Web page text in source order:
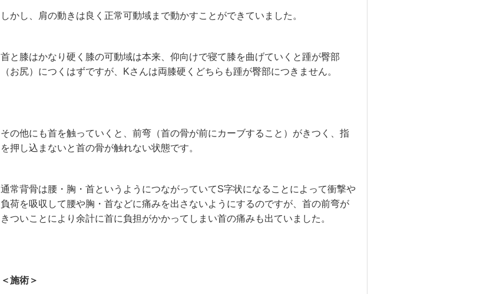
しかし、肩の動きは良く正常可動域まで動かすことができていました。
首と膝はかなり硬く膝の可動域は本来、仰向けで寝て膝を曲げていくと踵が臀部
（お尻）につくはずですが、Kさんは両膝硬くどちらも踵が臀部につきません。
その他にも首を触っていくと、前弯（首の骨が前にカーブすること）がきつく、指
を押し込まないと首の骨が触れない状態です。
通常背骨は腰・胸・首というようにつながっていてS字状になることによって衝撃や
負荷を吸収して腰や胸・首などに痛みを出さないようにするのですが、首の前弯が
きついことにより余計に首に負担がかかってしまい首の痛みも出ていました。
＜施術＞